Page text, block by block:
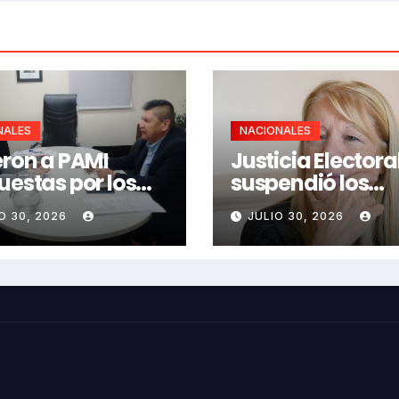
a PAMI
por los
mayores
30, 2026
NACIONALES
Justicia
suspendió los
aportes a 20
JULIO 30, 2026